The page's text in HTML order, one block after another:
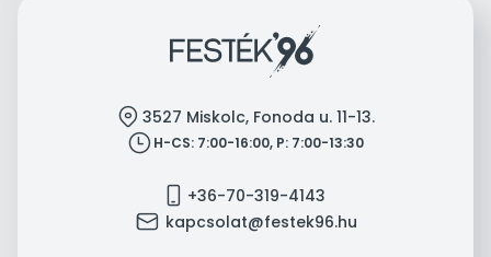
location 3527 Miskolc, Fonoda u. 11-13.
clock H-CS: 7:00-16:00, P: 7:00-13:30
mobile +36-70-319-4143
mail kapcsolat@festek96.hu